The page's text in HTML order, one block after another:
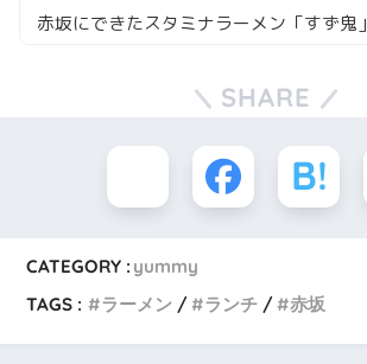
赤坂にできたスタミナラーメン「すず鬼」
SHARE
CATEGORY : yummy
TAGS :
ラーメン ランチ 赤坂